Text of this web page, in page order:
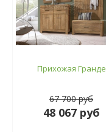
Прихожая Гранде
67 700 руб
48 067 руб